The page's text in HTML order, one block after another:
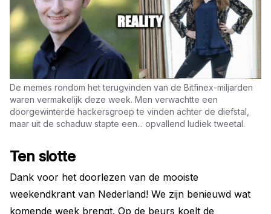
De memes rondom het terugvinden van de Bitfinex-miljarden
waren vermakelijk deze week. Men verwachtte een
doorgewinterde hackersgroep te vinden achter de diefstal,
maar uit de schaduw stapte een... opvallend ludiek tweetal.
Ten slotte
Dank voor het doorlezen van de mooiste
weekendkrant van Nederland! We zijn benieuwd wat
komende week brengt. Op de beurs koelt de